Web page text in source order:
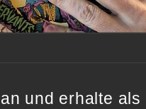
und erhalte